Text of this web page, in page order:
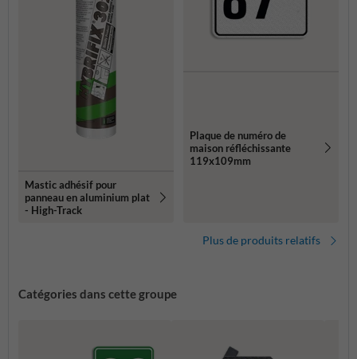
Mastic adhésif pour
panneau en aluminium plat
- High-Track
Plaque de numéro de
maison réfléchissante
119x109mm
Plus de produits relatifs
Catégories dans cette groupe